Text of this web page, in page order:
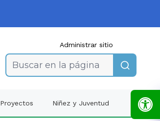
Administrar sitio
Buscar en la página
Proyectos Niñez y Juventud